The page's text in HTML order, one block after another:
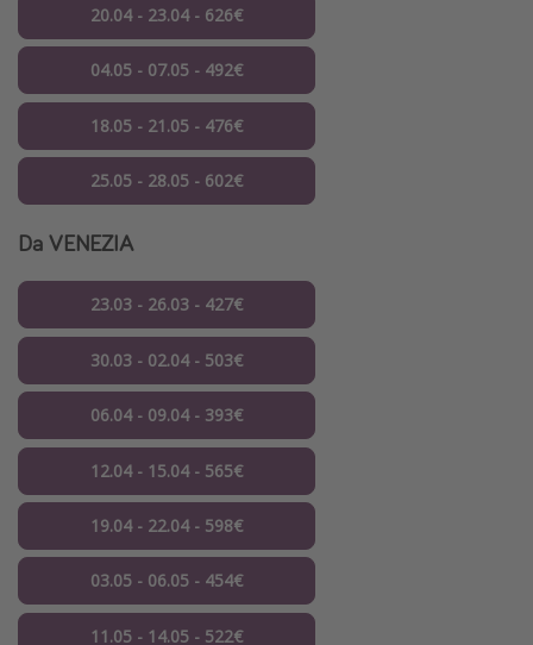
20.04 - 23.04 - 626€
04.05 - 07.05 - 492€
18.05 - 21.05 - 476€
25.05 - 28.05 - 602€
Da VENEZIA
23.03 - 26.03 - 427€
30.03 - 02.04 - 503€
06.04 - 09.04 - 393€
12.04 - 15.04 - 565€
19.04 - 22.04 - 598€
03.05 - 06.05 - 454€
11.05 - 14.05 - 522€